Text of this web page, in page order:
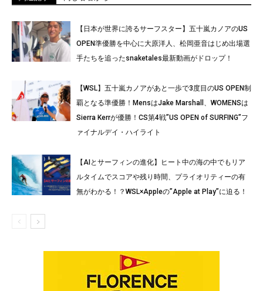
【日本が世界に誇るサーフスター】五十嵐カノアのUS
OPEN準優勝を中心に大原洋人、松岡亜音はじめ出場選
手たちを追ったsnaketales最新動画がドロップ！
【WSL】五十嵐カノアがあと一歩で3度目のUS OPEN制
覇となる準優勝！MensはJake Marshall、WOMENSは
Sierra Kerrが優勝！CS第4戦”US OPEN of SURFING”フ
ァイナルデイ・ハイライト
【AIとサーフィンの進化】ヒート中の海の中でもリア
ルタイムでスコアや残り時間、プライオリティーの有
無がわかる！？WSL×Appleの”Apple at Play”に迫る！